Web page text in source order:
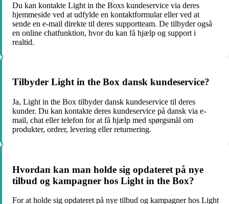
Du kan kontakte Light in the Boxs kundeservice via deres
hjemmeside ved at udfylde en kontaktformular eller ved at
sende en e-mail direkte til deres supportteam. De tilbyder også
en online chatfunktion, hvor du kan få hjælp og support i
realtid.
Tilbyder Light in the Box dansk kundeservice?
Ja, Light in the Box tilbyder dansk kundeservice til deres
kunder. Du kan kontakte deres kundeservice på dansk via e-
mail, chat eller telefon for at få hjælp med spørgsmål om
produkter, ordrer, levering eller returnering.
Hvordan kan man holde sig opdateret på nye
tilbud og kampagner hos Light in the Box?
For at holde sig opdateret på nye tilbud og kampagner hos Light